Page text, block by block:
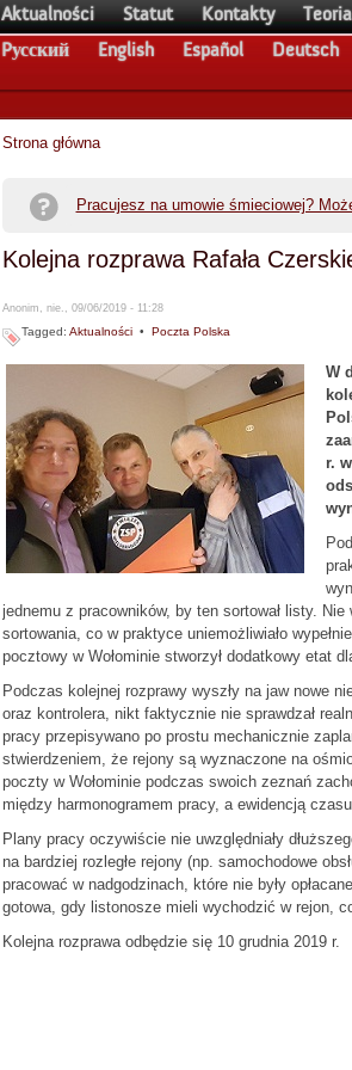
Aktualności Statut Kontakty
Pусский
English Español Deutsch
Strona główna
Pracujesz na umowie śmieciowej?
Kolejna rozprawa Rafała
Anonim, nie., 09/06/2019 - 11:28
Tagged: Aktualności• Poczta Polska
W
r.
jednemu z pracowników, by ten sortował listy.
sortowania, co w praktyce uniemożliwiało
pocztowy w Wołominie stworzył dodatkowy etat
Podczas kolejnej rozprawy wyszły na jaw nowe
oraz kontrolera, nikt faktycznie nie sprawdzał
pracy przepisywano po prostu mechanicznie
stwierdzeniem, że rejony są wyznaczone na
poczty w Wołominie podczas swoich zeznań
między harmonogramem pracy, a ewidencją
Plany pracy oczywiście nie uwzględniały
na bardziej rozległe rejony (np. samochodowe
pracować w nadgodzinach, które nie były
gotowa, gdy listonosze mieli wychodzić w rejon,
Kolejna rozprawa odbędzie się 10 grudnia 2019 r.